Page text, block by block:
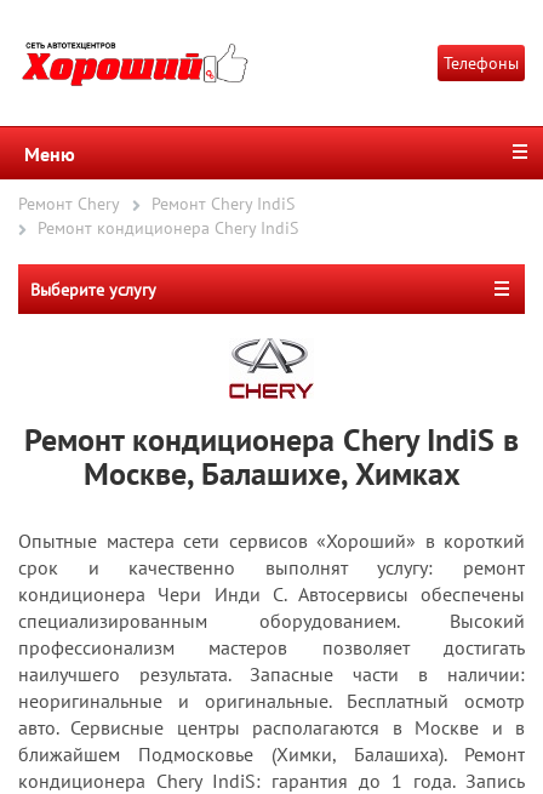
Телефоны
Меню
Ремонт Chery
Ремонт Chery IndiS
Ремонт кондиционера Chery IndiS
Выберите услугу
Ремонт кондиционера Chery IndiS в
Москве, Балашихе, Химках
Опытные мастера сети сервисов «Хороший» в короткий
срок и качественно выполнят услугу: ремонт
кондиционера Чери Инди С. Автосервисы обеспечены
специализированным оборудованием. Высокий
профессионализм мастеров позволяет достигать
наилучшего результата. Запасные части в наличии:
неоригинальные и оригинальные. Бесплатный осмотр
авто. Сервисные центры располагаются в Москве и в
ближайшем Подмосковье (Химки, Балашиха). Ремонт
кондиционера Chery IndiS: гарантия до 1 года. Запись